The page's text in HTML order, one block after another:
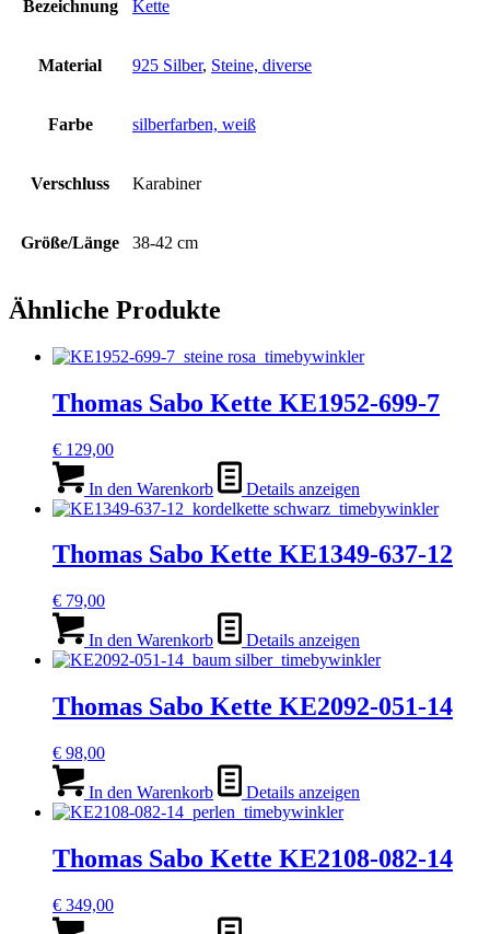
Bezeichnung Kette
Material 925 Silber, Steine, diverse
Farbe silberfarben, weiß
Verschluss Karabiner
Größe/Länge 38-42 cm
Ähnliche Produkte
Thomas Sabo Kette KE1952-699-7
€ 129,00
In den Warenkorb Details anzeigen
Thomas Sabo Kette KE1349-637-12
€ 79,00
In den Warenkorb Details anzeigen
Thomas Sabo Kette KE2092-051-14
€ 98,00
In den Warenkorb Details anzeigen
Thomas Sabo Kette KE2108-082-14
€ 349,00